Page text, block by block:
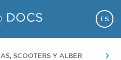
ES
SCOOTERS Y ALBER